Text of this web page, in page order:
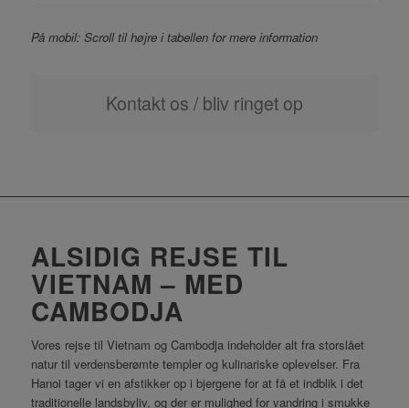
På mobil: Scroll til højre i tabellen for mere information
Kontakt os / bliv ringet op
ALSIDIG REJSE TIL
VIETNAM – MED
CAMBODJA
Vores rejse til Vietnam og Cambodja indeholder alt fra storslået
natur til verdensberømte templer og kulinariske oplevelser. Fra
Hanoi tager vi en afstikker op i bjergene for at få et indblik i det
traditionelle landsbyliv, og der er mulighed for vandring i smukke